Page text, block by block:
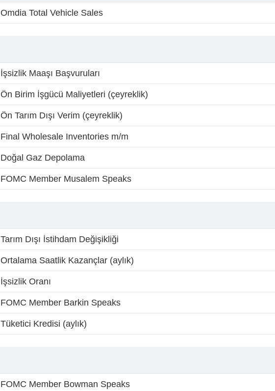
Omdia Total Vehicle Sales
İşsizlik Maaşı Başvuruları
Ön Birim İşgücü Maliyetleri (çeyreklik)
Ön Tarım Dışı Verim (çeyreklik)
Final Wholesale Inventories m/m
Doğal Gaz Depolama
FOMC Member Musalem Speaks
Tarım Dışı İstihdam Değişikliği
Ortalama Saatlik Kazançlar (aylık)
İşsizlik Oranı
FOMC Member Barkin Speaks
Tüketici Kredisi (aylık)
FOMC Member Bowman Speaks